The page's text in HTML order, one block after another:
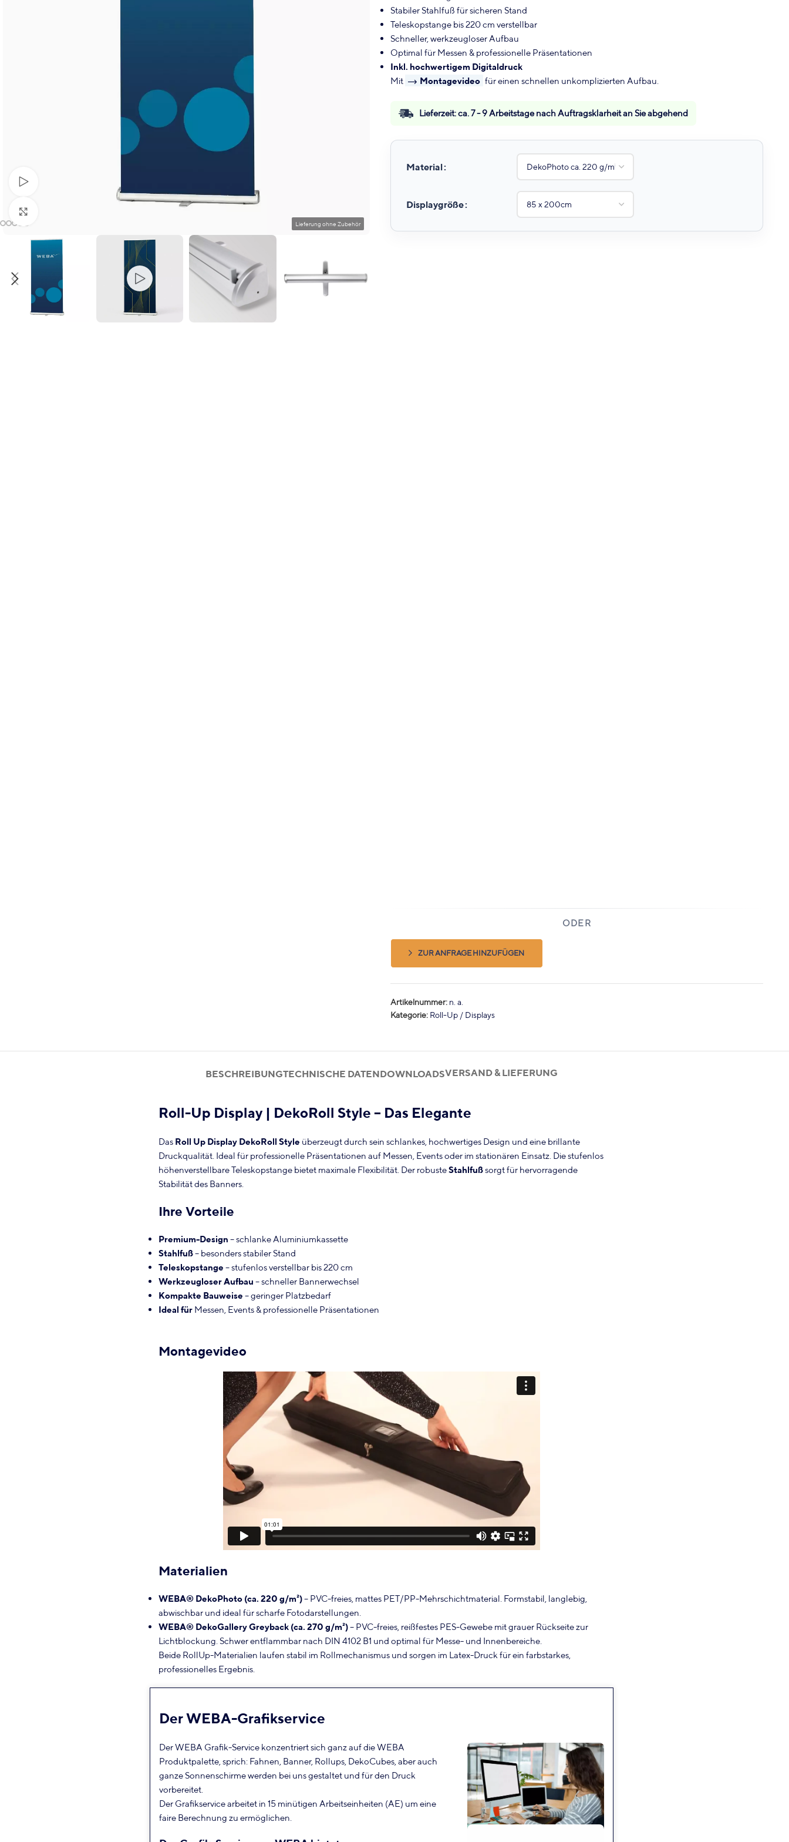
Stabiler Stahlfuß für sicheren Stand
Teleskopstange bis 220 cm verstellbar
Schneller, werkzeugloser Aufbau
Optimal für Messen & professionelle Präsentationen
Inkl. hochwertigem Digitaldruck
Mit
Montagevideo für einen schnellen unkomplizierten Aufbau.
Lieferzeit:ca. 7 - 9 Arbeitstage nach Auftragsklarheit an Sie abgehend
Material
Displaygröße
ZUR ANFRAGE HINZUFÜGEN
Artikelnummer: n. a.
Kategorie: Roll-Up / Displays
BESCHREIBUNGTECHNISCHE DATENDOWNLOADSVERSAND & LIEFERUNG
Roll-Up Display | DekoRoll Style – Das Elegante
Das Roll Up Display DekoRoll Style überzeugt durch sein schlankes, hochwertiges Design und eine brillante
Druckqualität. Ideal für professionelle Präsentationen auf Messen, Events oder im stationären Einsatz. Die stufenlos
höhenverstellbare Teleskopstange bietet maximale Flexibilität. Der robusteStahlfußsorgt für hervorragende
Stabilität des Banners.
Ihre Vorteile
Premium-Design – schlanke Aluminiumkassette
Stahlfuß– besonders stabiler Stand
Teleskopstange – stufenlos verstellbar bis 220 cm
Werkzeugloser Aufbau – schneller Bannerwechsel
Kompakte Bauweise – geringer Platzbedarf
Ideal für Messen, Events & professionelle Präsentationen
Montagevideo
Materialien
WEBA® DekoPhoto (ca. 220 g/m²)– PVC-freies, mattes PET/PP-Mehrschichtmaterial. Formstabil, langlebig,
abwischbar und ideal für scharfe Fotodarstellungen.
WEBA® DekoGallery Greyback (ca. 270 g/m²)– PVC-freies, reißfestes PES-Gewebe mit grauer Rückseite zur
Lichtblockung. Schwer entflammbar nach DIN 4102 B1 und optimal für Messe- und Innenbereiche.
Beide RollUp-Materialien laufen stabil im Rollmechanismus und sorgen im Latex-Druck für ein farbstarkes,
professionelles Ergebnis.
Der WEBA-Grafikservice
Der WEBA Grafik-Service konzentriert sich ganz auf die WEBA
Produktpalette, sprich: Fahnen, Banner, Rollups, DekoCubes, aber auch
ganze Sonnenschirme werden bei uns gestaltet und für den Druck
vorbereitet.
Der Grafikservice arbeitet in 15 minütigen Arbeitseinheiten (AE) um eine
faire Berechnung zu ermöglichen.